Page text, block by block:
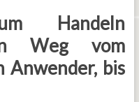
Handeln
Weg vom
Anwender, bis